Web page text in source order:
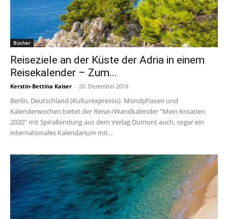
Bücher
Reiseziele an der Küste der Adria in einem
Reisekalender – Zum...
Kerstin-Bettina Kaiser - 20. Dezember 2019
Berlin, Deutschland (Kulturexpresso). Mondphasen und
Kalenderwochen bietet der Reise-/Wandkalender "Mein Kroatien
2020" mit Spiralbindung aus dem Verlag Dumont auch, sogar ein
internationales Kalendarium mit...